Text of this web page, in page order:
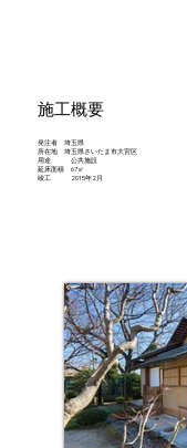
施工概要
発注者 埼玉県
所在地 埼玉県さいたま市大宮区
用途 公共施設
延床面積 67㎡
竣工 2015年2月